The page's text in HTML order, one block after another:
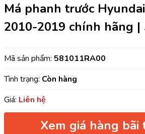
Má phanh trước
2010-2019 chính hãng |
Mã sản phẩm: 581011RA00
Tình trạng: Còn hàng
Giá: Liên hệ
Xem giá hàng bãi